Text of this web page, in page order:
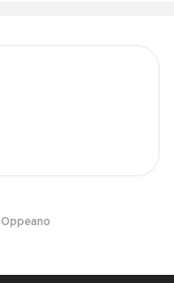
Oppeano